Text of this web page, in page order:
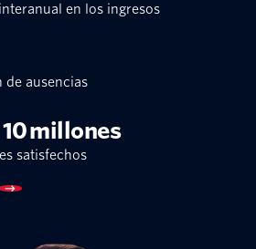
en los ingresos
de ausencias
millones
satisfechos